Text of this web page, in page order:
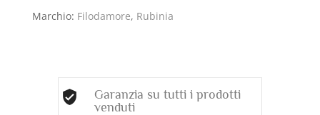
Marchio: Filodamore, Rubinia
Garanzia su tutti i prodotti
venduti